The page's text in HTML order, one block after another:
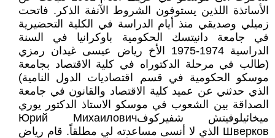
الأساتذة اللذين يستوفون الشروط الآنفة الذكر. فاتحت
زميلي وصديقي منذ أيام الدراسة في الكلية التحضيرية
في جامعة دانيتسك الحكومية باوكرانيا في السنة
الدراسية 1974-1975 الأخ رياض عيسى غيدان رمزي
(طالب في مرحلة الدكتوراه في كلية الاقتصاد بجامعة
موسكو الحكومية في قسم اقتصاديات الدول النامية)
الذي حدثني عن عميد كلية الاقتصاد والقانون في جامعة
الصداقة بين الشعوب في موسكو الاستاذ الدكتور يوري
ميخائيلوفيتش شفيركوفЮрий Михаилович
Шверков الذي لا أنسى مساعدته لي مطلقاً. قام رياض